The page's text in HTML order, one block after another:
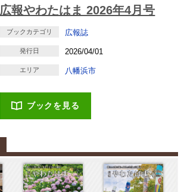
広報やわたはま 2026年4月号
ブックカテゴリ 広報誌
発行日 2026/04/01
エリア 八幡浜市
ブックを見る